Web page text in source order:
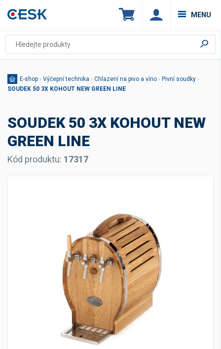
MENU
E-shop › Výčepní technika › Chlazení na pivo a víno › Pivní soudky ›
SOUDEK 50 3X KOHOUT NEW GREEN LINE
SOUDEK 50 3X KOHOUT NEW
GREEN LINE
Kód produktu: 17317